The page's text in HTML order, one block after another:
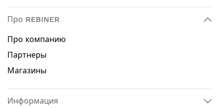
Про REBINER
Про компанию
Партнеры
Магазины
Информация